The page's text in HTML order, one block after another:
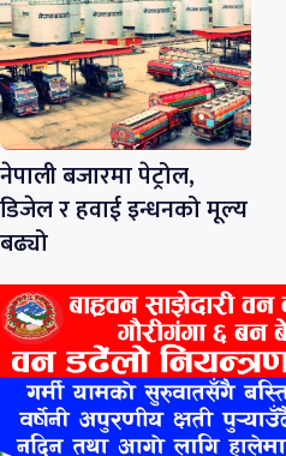
नेपाली बजारमा पेट्रोल,
डिजेल र हवाई इन्धनको मूल्य
बढ्यो